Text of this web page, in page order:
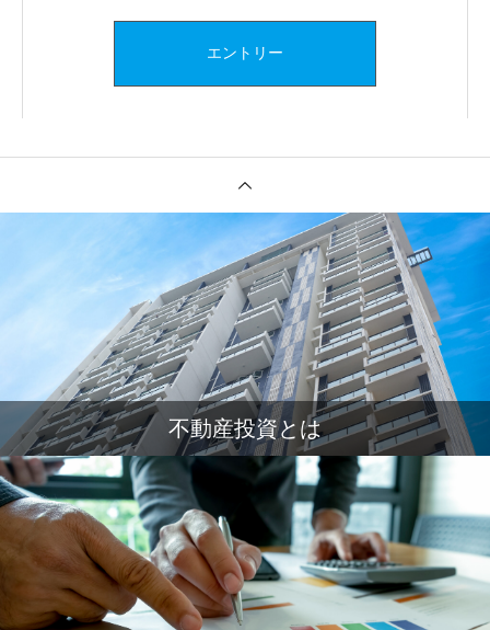
エントリー
不動産投資とは